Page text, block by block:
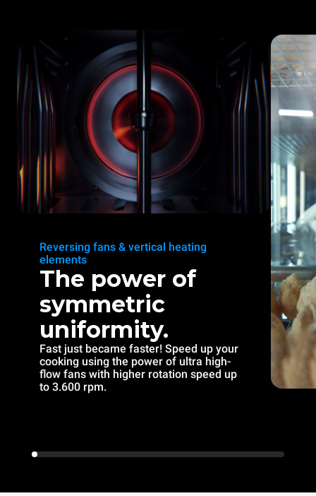
Reversing fans & vertical heating
elements
The power of
symmetric
uniformity.
Fast just became faster! Speed up your
cooking using the power of ultra high-
flow fans with higher rotation speed up
to 3.600 rpm.